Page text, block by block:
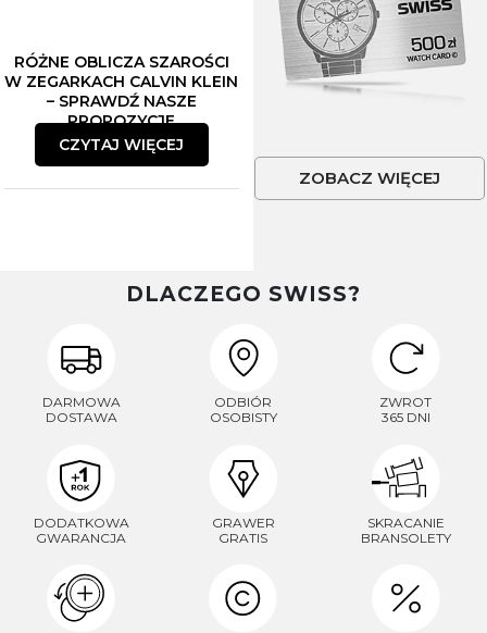
RÓŻNE OBLICZA SZAROŚCI
W ZEGARKACH CALVIN KLEIN
– SPRAWDŹ NASZE
PROPOZYCJE
CZYTAJ WIĘCEJ
ZOBACZ WIĘCEJ
DLACZEGO SWISS?
DARMOWA
DOSTAWA
ODBIÓR
OSOBISTY
ZWROT
365 DNI
DODATKOWA
GWARANCJA
GRAWER
GRATIS
SKRACANIE
BRANSOLETY